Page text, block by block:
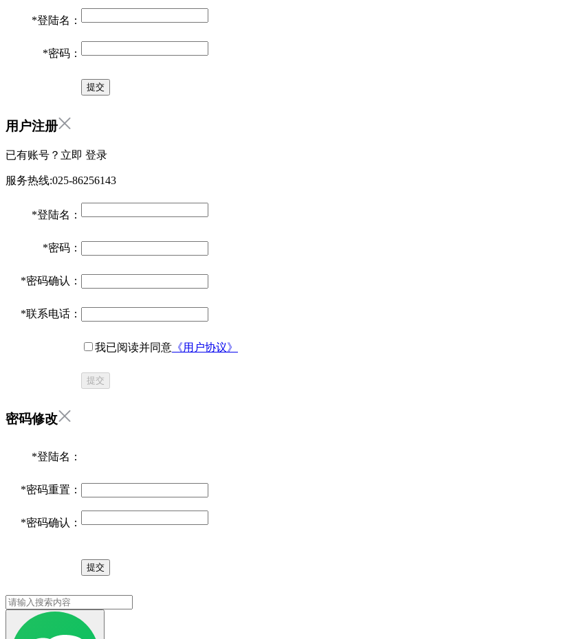
*登陆名：
*密码：
用户注册
已有账号？立即 登录
服务热线:025-86256143
*登陆名：
*密码：
*密码确认：
*联系电话：
我已阅读并同意 《用户协议》
提交
密码修改
*登陆名：
*密码重置：
*密码确认：